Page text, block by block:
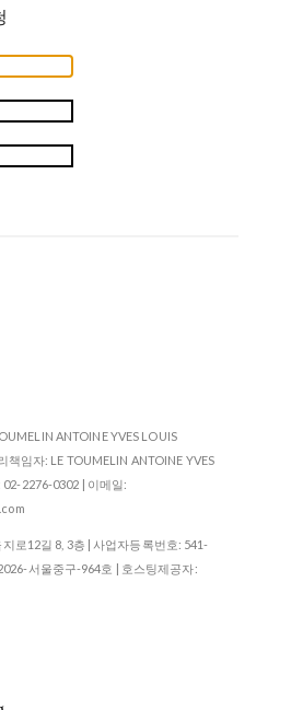
ANTOINE YVES LOUIS
책임자: LE TOUMELIN ANTOINE YVES
02-2276-0302 | 이메일:
로12길 8, 3층 | 사업자등록번호: 541-
서울중구-964호 | 호스팅제공자: